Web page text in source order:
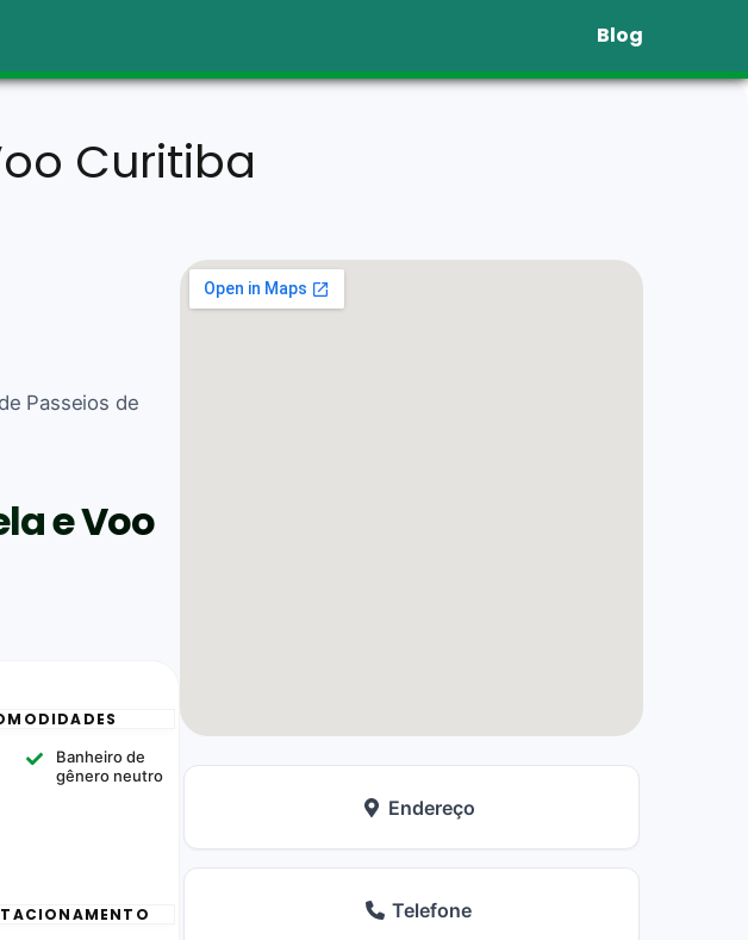
Blog
Curitiba
Passeios de
e Voo
Banheiro de
gênero neutro
Endereço
Telefone